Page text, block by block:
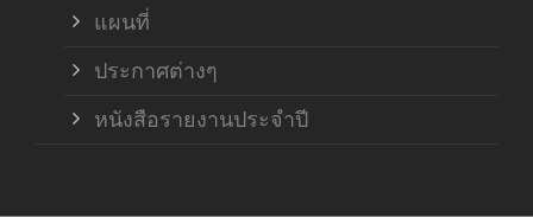
แผนที่
ประกาศต่างๆ
หนังสือรายงานประจำปี